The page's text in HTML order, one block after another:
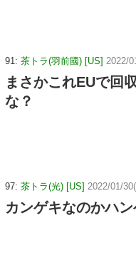
91: 茶トラ(羽前國) [US] 2022/
まさかこれEUで回
な？
97: 茶トラ(光) [US] 2022/01/
カンゲキなのかハ